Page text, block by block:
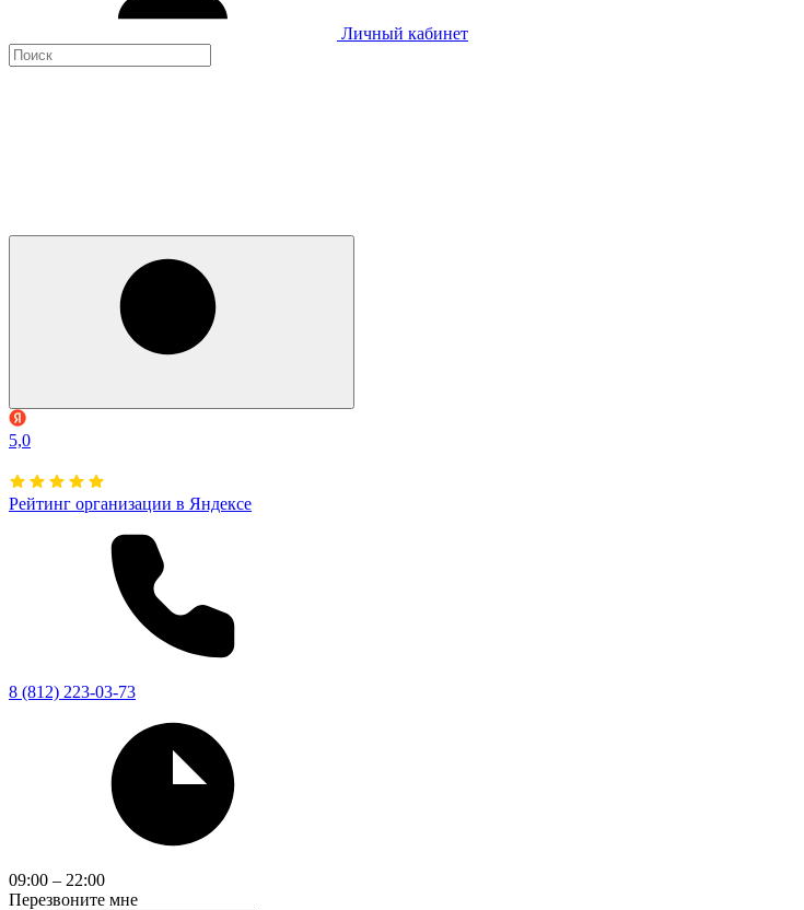
Личный кабинет
5,0
Рейтинг организации в Яндексе
8 (812) 223-03-73
09:00 – 22:00
Перезвоните мне